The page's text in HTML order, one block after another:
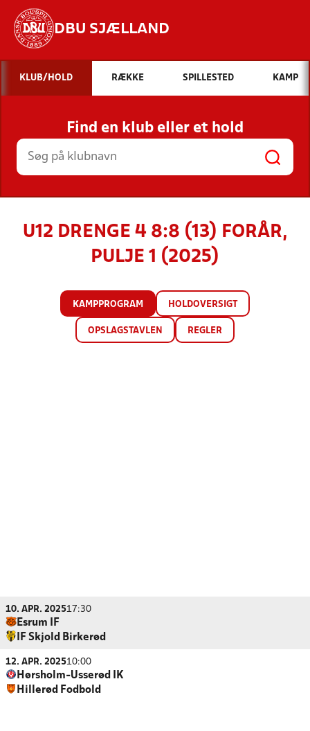
DBU SJÆLLAND
Hvad vil du søge efter?
INDHOLD OG NYHEDER
STILLINGER, RESULTATER, KLUBBER OG
HOLD
KLUB/HOLD RÆKKE SPILLESTED KAMP
Find en klub eller et hold
U12 DRENGE 4 8:8 (13) FORÅR,
PULJE 1 (2025)
KAMPPROGRAM HOLDOVERSIGT
OPSLAGSTAVLEN REGLER
10. APR. 202517:30
Esrum IF
IF Skjold Birkerød
12. APR. 202510:00
Hørsholm-Usserød IK
Hillerød Fodbold